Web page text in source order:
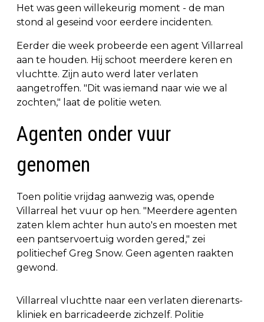
Het was geen willekeurig moment - de man
stond al geseind voor eerdere incidenten.
Eerder die week probeerde een agent Villarreal
aan te houden. Hij schoot meerdere keren en
vluchtte. Zijn auto werd later verlaten
aangetroffen. "Dit was iemand naar wie we al
zochten," laat de politie weten.
Agenten onder vuur
genomen
Toen politie vrijdag aanwezig was, opende
Villarreal het vuur op hen. "Meerdere agenten
zaten klem achter hun auto's en moesten met
een pantservoertuig worden gered," zei
politiechef Greg Snow. Geen agenten raakten
gewond.
Villarreal vluchtte naar een verlaten dierenarts-
kliniek en barricadeerde zichzelf. Politie